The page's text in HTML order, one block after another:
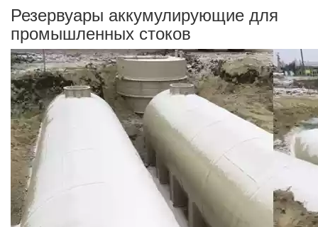
Резервуары аккумулирующие для
промышленных стоков